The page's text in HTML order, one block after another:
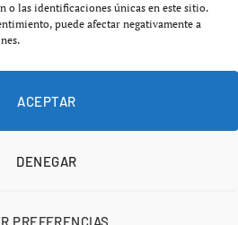
o las identificaciones únicas en este sitio.
puede afectar negativamente a
ACEPTAR
DENEGAR
PREFERENCIAS
Española (RAE), la forma
la letra
proviene del término latino
ermitaño, y está